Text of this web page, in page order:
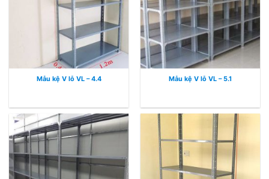
Mẫu kệ V lỗ VL – 4.4 Mẫu kệ V lỗ VL – 5.1